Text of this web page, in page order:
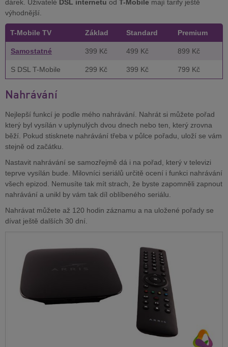
dárek. Uživatelé DSL internetu od T-Mobile mají tarify ještě
výhodnější.
T-Mobile TV Základ Standard Premium
Samostatné 399 Kč 499 Kč 899 Kč
S DSL T-Mobile 299 Kč 399 Kč 799 Kč
Nahrávání
Nejlepší funkcí je podle mého nahrávání. Nahrát si můžete pořad
který byl vysílán v uplynulých dvou dnech nebo ten, který zrovna
běží. Pokud stisknete nahrávání třeba v půlce pořadu, uloží se vám
stejně od začátku.
Nastavit nahrávání se samozřejmě dá i na pořad, který v televizi
teprve vysílán bude. Milovníci seriálů určitě ocení i funkci nahrávání
všech epizod. Nemusíte tak mít strach, že byste zapomněli zapnout
nahrávání a unikl by vám tak díl oblíbeného seriálu.
Nahrávat můžete až 120 hodin záznamu a na uložené pořady se
dívat ještě dalších 30 dní.